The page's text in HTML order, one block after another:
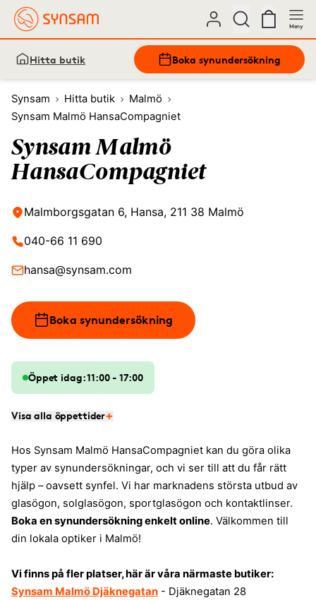
Meny
Hitta butik Boka synundersökning
Synsam Hitta butik
Malmö
Synsam Malmö HansaCompagniet
Synsam Malmö
HansaCompagniet
Malmborgsgatan 6, Hansa, 211 38 Malmö
040-66 11 690
hansa@synsam.com
Boka synundersökning
Öppet idag: 11:00 - 17:00
Visa alla öppettider
Hos Synsam Malmö HansaCompagniet kan du göra olika
typer av synundersökningar, och vi ser till att du får rätt
hjälp – oavsett synfel. Vi har marknadens största utbud av
glasögon, solglasögon, sportglasögon och kontaktlinser.
Boka en synundersökning enkelt online. Välkommen till
din lokala optiker i Malmö!
Vi finns på fler platser, här är våra närmaste butiker:
Synsam Malmö Djäknegatan - Djäknegatan 28